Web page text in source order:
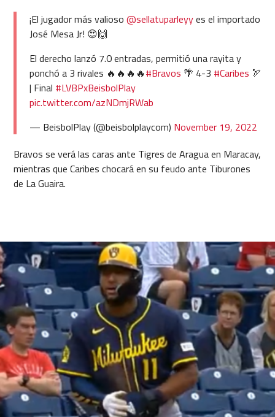
¡El jugador más valioso @sellatuparleyyes el importado
José Mesa Jr! 😍🙌
El derecho lanzó 7.0 entradas, permitió una rayita y
ponchó a 3 rivales 🔥🔥🔥🔥#Bravos 🌴 4-3 #Caribes 🏹
| Final #LVBPxBeisbolPlay
pic.twitter.com/azNDmjRWab
— BeisbolPlay (@beisbolplaycom) November 19, 2022
Bravos se verá las caras ante Tigres de Aragua en Maracay,
mientras que Caribes chocará en su feudo ante Tiburones
de La Guaira.